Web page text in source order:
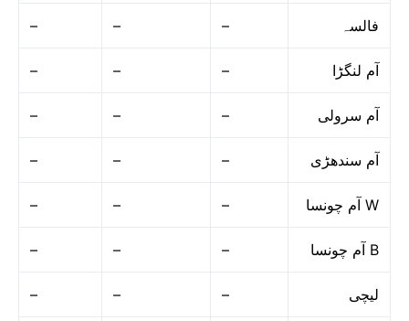
– – – فالسہ
– – – آم لنگڑا
– – – آم سرولی
– – – آم سندھڑی
– – – آم چونسا W
– – – آم چونسا B
– – – لیچی